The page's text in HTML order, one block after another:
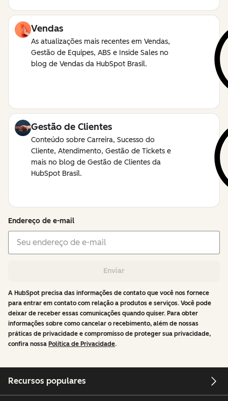
Vendas
As atualizações mais recentes em Vendas,
Gestão de Equipes, ABS e Inside Sales no
blog de Vendas da HubSpot Brasil.
Gestão de Clientes
Conteúdo sobre Carreira, Sucesso do
Cliente, Atendimento, Gestão de Tickets e
mais no blog de Gestão de Clientes da
HubSpot Brasil.
Endereço de e-mail
Enviar
A HubSpot precisa das informações de contato que você nos fornece
para entrar em contato com relação a produtos e serviços. Você pode
deixar de receber essas comunicações quando quiser. Para obter
informações sobre como cancelar o recebimento, além de nossas
práticas de privacidade e compromisso de proteger sua privacidade,
confira nossa Política de Privacidade.
Recursos populares